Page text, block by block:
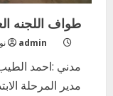
طواف اللجنه
admin
مدني :احمد
مدير المرحلة